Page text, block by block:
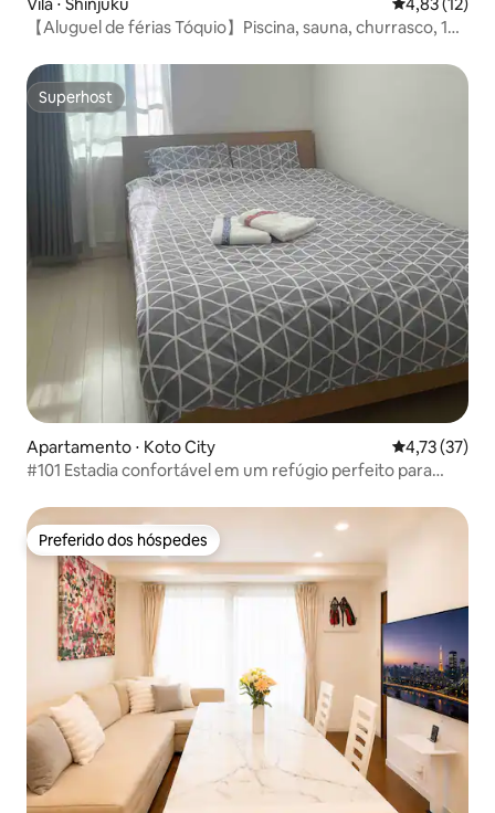
【Aluguel de férias Tóquio】Piscina, sauna, churrasco, 10
Superhost
Superhost
Apartamento ⋅ Koto City 4,73 de uma
4,73 (37)
#101 Estadia confortável em um refúgio perfeito para
e Meiji
Preferido dos hóspedes
Preferido dos hóspedes